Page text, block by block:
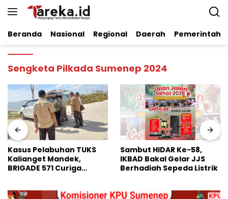
Beranda Nasional Regional Daerah
Sengketa Pilkada Sumenep 2024
Sambut HIDAR Ke-58,
IKBAD Bakal Gelar JJS
Berhadiah Sepeda Listrik
Dinilai Perkuat Stabilitas
Pangan Nasional, Badko
HMI Jatim Apresiasi